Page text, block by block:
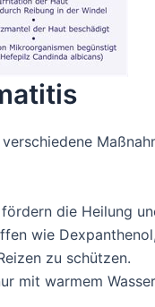
die Heilung
wie
zu schützen.
mit warmem